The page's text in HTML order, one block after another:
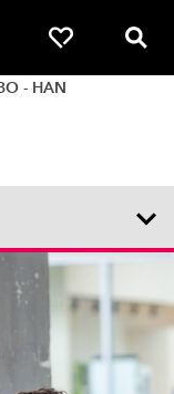
Favorieten
- HAN